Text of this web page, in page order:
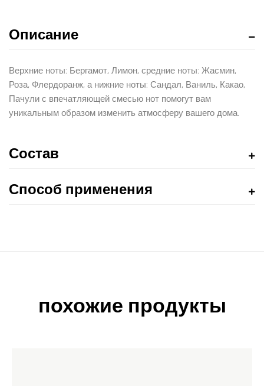
Описание
Верхние ноты: Бергамот, Лимон, средние ноты: Жасмин,
Роза, Флердоранж, а нижние ноты: Сандал, Ваниль, Какао,
Пачули с впечатляющей смесью нот помогут вам
уникальным образом изменить атмосферу вашего дома.
Состав
Способ применения
похожие продукты